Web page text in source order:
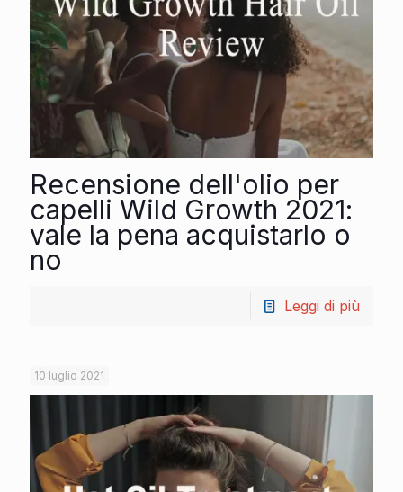
Recensione dell'olio per
capelli Wild Growth 2021:
vale la pena acquistarlo o
no
Leggi di più
10 luglio 2021